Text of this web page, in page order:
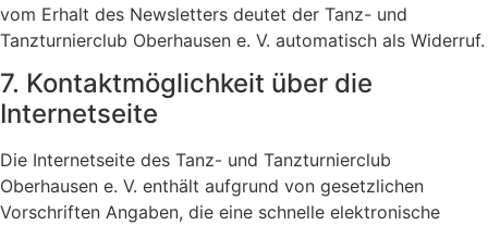
vom Erhalt des Newsletters deutet der Tanz- und
Tanzturnierclub Oberhausen e. V. automatisch als Widerruf.
7. Kontaktmöglichkeit über die
Internetseite
Die Internetseite des Tanz- und Tanzturnierclub
Oberhausen e. V. enthält aufgrund von gesetzlichen
Vorschriften Angaben, die eine schnelle elektronische